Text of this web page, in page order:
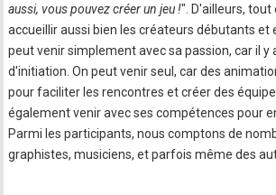
aussi, vous pouvez créer un jeu !". D'ailleurs,
accueillir aussi bien les créateurs débutants et
peut venir simplement avec sa passion, car il y
d'initiation. On peut venir seul, car des
pour faciliter les rencontres et créer des
également venir avec ses compétences pour
Parmi les participants, nous comptons de
graphistes, musiciens, et parfois même des